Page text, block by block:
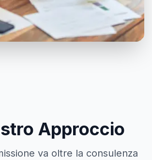
Approccio
va oltre la consulenza